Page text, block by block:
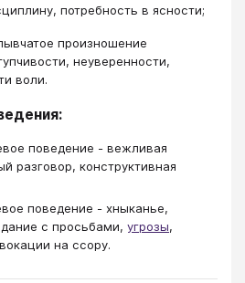
потребность в ясности;
произношение
неуверенности,
воли.
поведение - вежливая
разговор, конструктивная
поведение - хныканье,
с просьбами, угрозы,
на ссору.